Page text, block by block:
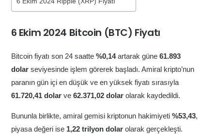
6 Ekim 2024 Bitcoin (BTC) Fiyatı
Bitcoin fiyatı son 24 saatte %0,14artarak güne 61.893
dolarseviyesinde işlem görerek başladı. Amiral kripto’nun
paranın gün içi en düşük ve en yüksek fiyatı sırasıyla
61.720,41 dolar ve62.371,02 dolarolarak kaydedildi.
Bununla birlikte, amiral gemisi kriptonun hakimiyeti %53,43,
piyasa değeri ise 1,22 trilyon dolarolarak gerçekleşti.